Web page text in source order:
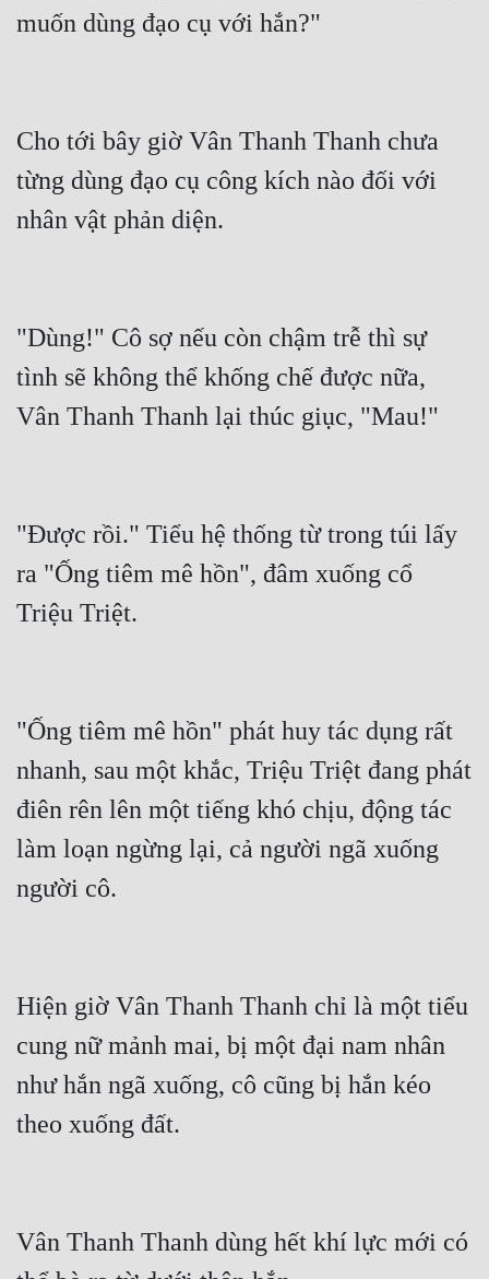
Thanh Xuân
Trinh Thám
Triều Đấu
Tu Chân
Tu Tiên
Tội Phạm
Võng Du
Xuyên Không
Xuyên Nhanh
Xuyên Thư
Điền Văn
Đô Thị
Đông Phương
Đông Phương Huyền Huyễn
Cẩu Đạo Trường Sinh
Ngự Thú
Xây Dựng Thế Lực
muốn dùng đạo cụ với hắn?"
Cho tới bây giờ Vân Thanh Thanh chưa
từng dùng đạo cụ công kích nào đối với
nhân vật phản diện.
"Dùng!" Cô sợ nếu còn chậm trễ thì sự
tình sẽ không thể khống chế được nữa,
Vân Thanh Thanh lại thúc giục, "Mau!"
"Được rồi." Tiểu hệ thống từ trong túi lấy
ra "Ống tiêm mê hồn", đâm xuống cổ
Triệu Triệt.
"Ống tiêm mê hồn" phát huy tác dụng rất
nhanh, sau một khắc, Triệu Triệt đang phát
điên rên lên một tiếng khó chịu, động tác
làm loạn ngừng lại, cả người ngã xuống
người cô.
Hiện giờ Vân Thanh Thanh chỉ là một tiểu
cung nữ mảnh mai, bị một đại nam nhân
như hắn ngã xuống, cô cũng bị hắn kéo
theo xuống đất.
Vân Thanh Thanh dùng hết khí lực mới có